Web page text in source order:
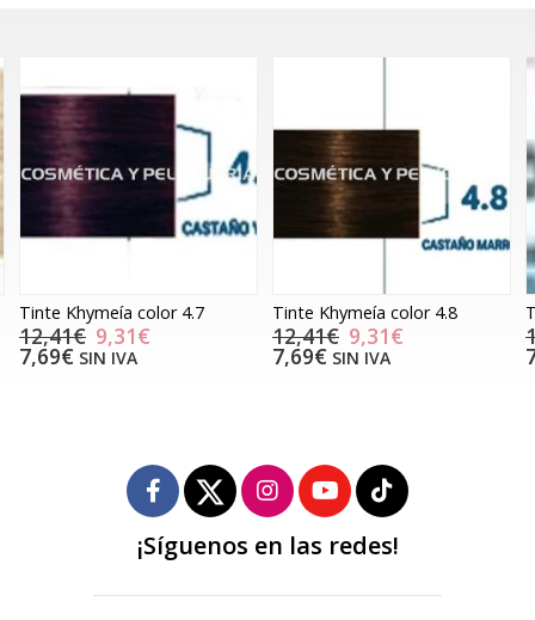
Tinte Khymeía color 4.7
12,41€ 9,31€
7,69€ SIN IVA
Tinte Khymeía color 4.8
12,41€ 9,31€
7,69€ SIN IVA
¡Síguenos en las redes!